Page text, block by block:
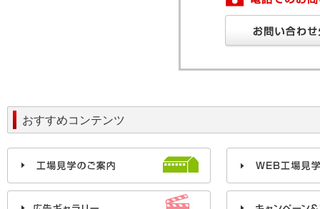
おすすめコンテンツ